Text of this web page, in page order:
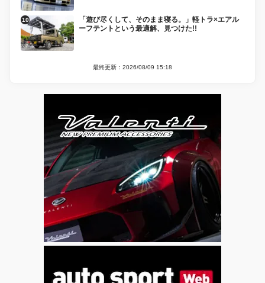
「遊び尽くして、そのまま寝る。」軽トラ×エアル
ーフテントという最適解、見つけた!!
最終更新：2026/08/09 15:18